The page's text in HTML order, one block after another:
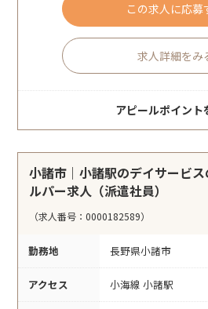
この求人に応募
求人詳細をみ
アピールポイント
小諸市｜小諸駅のデイサービ
ルパー求人（派遣社員）
（求人番号：0000182589）
勤務地 長野県小諸市
アクセス 小海線 小諸駅